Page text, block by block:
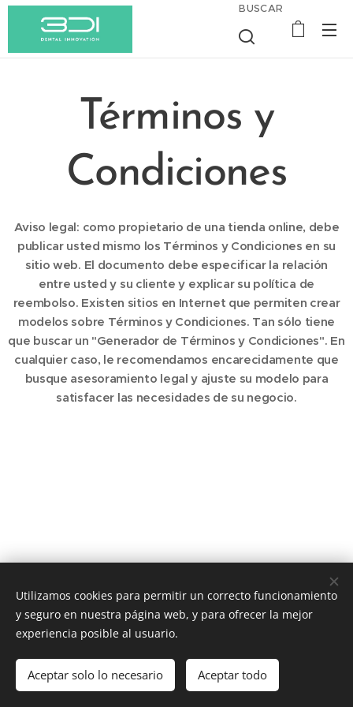
BUSCAR
Términos y
Condiciones
Aviso legal: como propietario de una tienda online, debe
publicar usted mismo los Términos y Condiciones en su
sitio web. El documento debe especificar la relación
entre usted y su cliente y explicar su política de
reembolso. Existen sitios en Internet que permiten crear
modelos sobre Términos y Condiciones. Tan sólo tiene
que buscar un "Generador de Términos y Condiciones". En
cualquier caso, le recomendamos encarecidamente que
busque asesoramiento legal y ajuste su modelo para
satisfacer las necesidades de su negocio.
3Di dental digital system
reservados
Cookies
Utilizamos cookies para permitir un correcto funcionamiento
y seguro en nuestra página web, y para ofrecer la mejor
experiencia posible al usuario.
Aceptar solo lo necesario Aceptar todo